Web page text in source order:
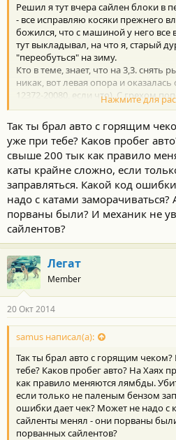
Решил я тут вчера сайлен блоки в
- все исправляю косяки прежнего
божился, что с машиной у него все
тут выкладывал, на что я, старый
"переобуться" на зиму.
Кто в теме, знает, что на 3,3. снять
никак, вот левая опора и
12372-20080, если что). С грехом
оригинальная, но убитая в хлам,
коробки, сильно меня
где-то 5.700, но есть и Фебест за
эбола шарахаться. Мне же, с учетом
обошлось в 7.900 + работа, в итоге -
Следующий косяк - каты, из-за чего
исправлять"малой кровью" -
авто тянет очень хорошо, значит,
окончательно.
Нажмите для
Так ты брал авто с горящим
уже при тебе? Каков пробег
свыше 200 тык как правило
каты крайне сложно, если
заправляться. Какой код
надо с катами
порваны были? И механик не
сайлентов?
Легат
Member
20 Окт 2014
samus написал(а):
Так ты брал авто с горящим
тебе? Каков пробег авто? На Хаях
как правило меняются лямбды.
если только не паленым бензом
ошибки дает чек? Может не надо с
сайленты менял - они порваны
порванных сайлентов?